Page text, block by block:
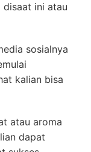
disaat ini atau
sosialnya
kalian bisa
atau aroma
dapat